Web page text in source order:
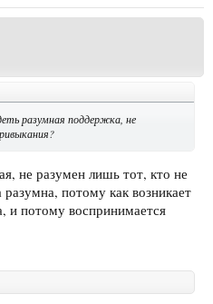
разумная поддержка, не
не разумен лишь тот, кто не
потому как возникает
и потому воспринимается